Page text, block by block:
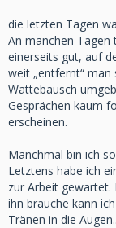
die letzten Tagen
An manchen
einerseits gut, auf
weit „entfernt“ man
Wattebausch
Gesprächen kaum
erscheinen.
Manchmal bin ich
Letztens habe ich
zur Arbeit
ihn brauche kann
Tränen in die